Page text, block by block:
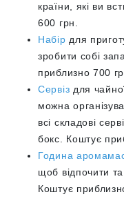
країни, які ви
600 грн.
Набір для
зробити собі
приблизно 700
Сервіз для
можна
всі складові
бокс. Коштує
Година
щоб відпочити
Коштує